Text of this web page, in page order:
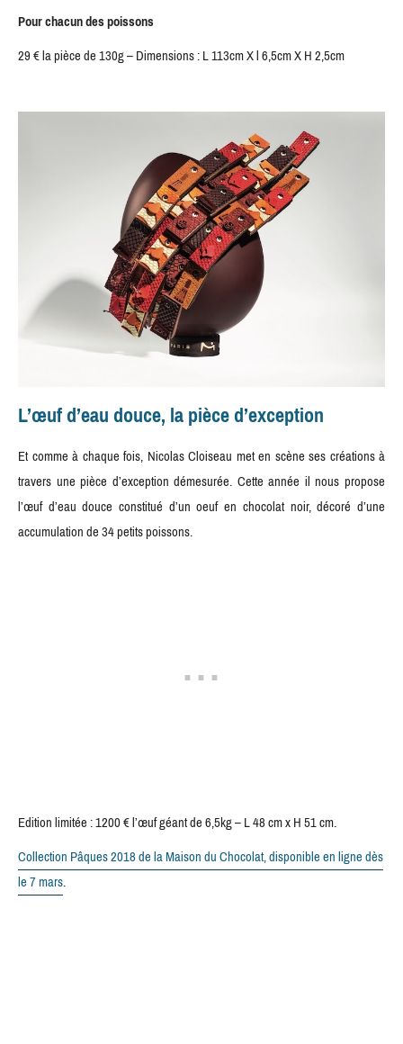
Pour chacun des poissons
29 € la pièce de 130g – Dimensions : L 113cm X l 6,5cm X H 2,5cm
L’œuf d’eau douce, la pièce d’exception
Et comme à chaque fois, Nicolas Cloiseau met en scène ses créations à
travers une pièce d’exception démesurée. Cette année il nous propose
l’œuf d’eau douce constitué d’un oeuf en chocolat noir, décoré d’une
accumulation de 34 petits poissons.
Edition limitée : 1200 € l’œuf géant de 6,5kg – L 48 cm x H 51 cm.
Collection Pâques 2018 de la Maison du Chocolat, disponible en ligne dès
le 7 mars.